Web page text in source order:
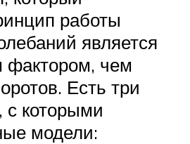
работы
является
чем
Есть три
с которыми
модели: